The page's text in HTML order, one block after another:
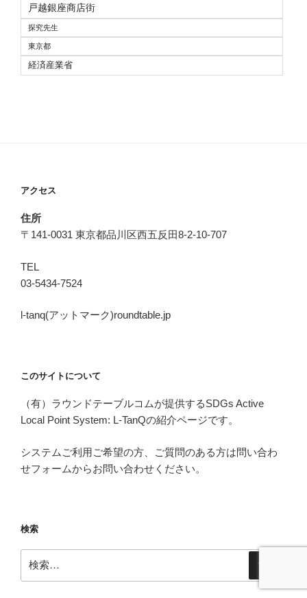
戸越銀座商店街
探究先生
東京都
経済産業省
アクセス
住所
〒141-0031 東京都品川区西五反田8-2-10-707
TEL
03-5434-7524
l-tanq(アットマーク)roundtable.jp
このサイトについて
（有）ラウンドテーブルコムが提供するSDGs Active
Local Point System: L-TanQの紹介ページです。
システムご利用ご希望の方、ご質問のある方は問い合わ
せフォームからお問い合わせください。
検索
索: